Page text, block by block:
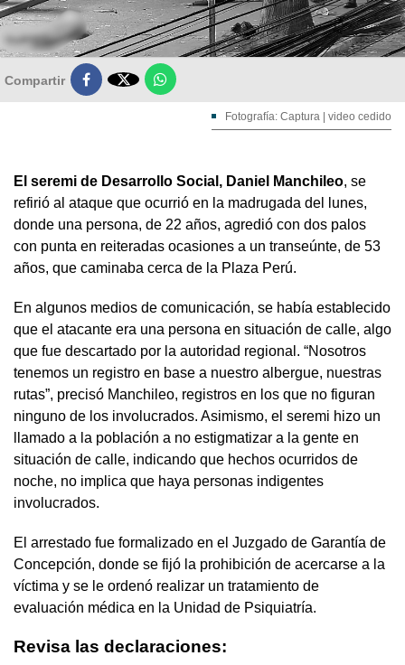
Compartir 
Fotografía: Captura | video cedido
El seremi de Desarrollo Social, Daniel Manchileo, se
refirió al ataque que ocurrió en la madrugada del lunes,
donde una persona, de 22 años, agredió con dos palos
con punta en reiteradas ocasiones a un transeúnte, de 53
años, que caminaba cerca de la Plaza Perú.
En algunos medios de comunicación, se había establecido
que el atacante era una persona en situación de calle, algo
que fue descartado por la autoridad regional. “Nosotros
tenemos un registro en base a nuestro albergue, nuestras
rutas”, precisó Manchileo, registros en los que no figuran
ninguno de los involucrados. Asimismo, el seremi hizo un
llamado a la población a no estigmatizar a la gente en
situación de calle, indicando que hechos ocurridos de
noche, no implica que haya personas indigentes
involucrados.
El arrestado fue formalizado en el Juzgado de Garantía de
Concepción, donde se fijó la prohibición de acercarse a la
víctima y se le ordenó realizar un tratamiento de
evaluación médica en la Unidad de Psiquiatría.
Revisa las declaraciones: